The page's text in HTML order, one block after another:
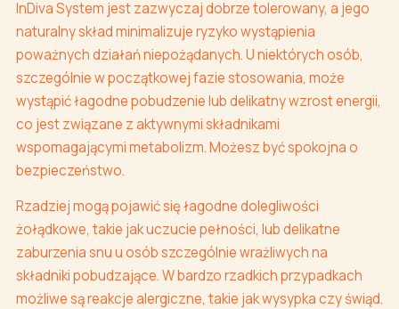
InDiva System jest zazwyczaj dobrze tolerowany, a jego
naturalny skład minimalizuje ryzyko wystąpienia
poważnych działań niepożądanych. U niektórych osób,
szczególnie w początkowej fazie stosowania, może
wystąpić łagodne pobudzenie lub delikatny wzrost energii,
co jest związane z aktywnymi składnikami
wspomagającymi metabolizm. Możesz być spokojna o
bezpieczeństwo.
Rzadziej mogą pojawić się łagodne dolegliwości
żołądkowe, takie jak uczucie pełności, lub delikatne
zaburzenia snu u osób szczególnie wrażliwych na
składniki pobudzające. W bardzo rzadkich przypadkach
możliwe są reakcje alergiczne, takie jak wysypka czy świąd.